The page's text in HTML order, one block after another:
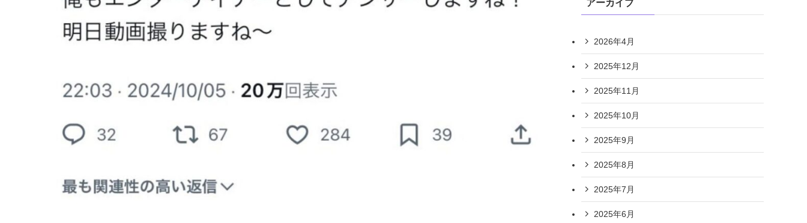
アーカイブ
2026年4月
2025年12月
2025年11月
2025年10月
2025年9月
2025年8月
2025年7月
2025年6月